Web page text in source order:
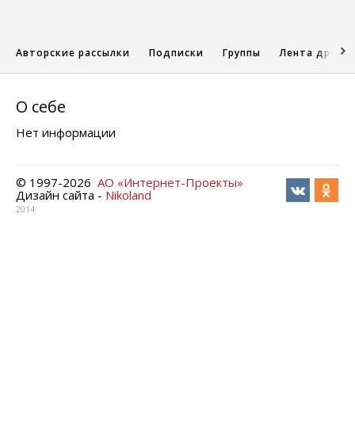
Авторские рассылки Подписки Группы Лента друзей
О себе
Нет информации
© 1997-2026 АО «Интернет-Проекты»
Дизайн сайта - Nikoland
2014